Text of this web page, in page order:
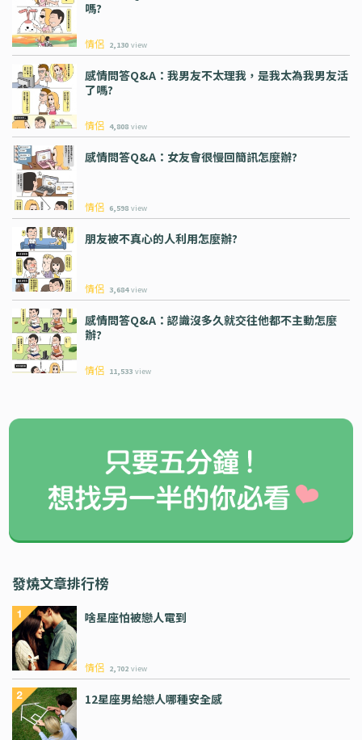
嗎?
情侶 2,130 view
感情問答Q&A：我男友不太理我，是我太為我男友活
了嗎?
情侶 4,808 view
感情問答Q&A：女友會很慢回簡訊怎麼辦?
情侶 6,598 view
朋友被不真心的人利用怎麼辦?
情侶 3,684 view
感情問答Q&A：認識沒多久就交往他都不主動怎麼
辦?
情侶 11,533 view
發燒文章排行榜
啥星座怕被戀人電到
情侶 2,702 view
12星座男給戀人哪種安全感